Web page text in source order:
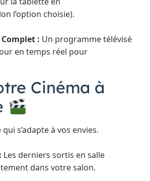
l’option choisie).
Complet : Un programme télévisé
en temps réel pour
Cinéma à
s’adapte à vos envies.
Les derniers sortis en salle
dans votre salon.